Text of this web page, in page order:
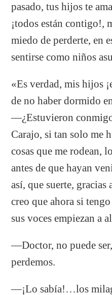
pasado, tus hijos te
¡todos están contigo!,
miedo de perderte, en
sentirse como niños
«Es verdad, mis hijos
de no haber dormido
—¿Estuvieron
Carajo, si tan solo me
cosas que me rodean,
antes de que hayan
así, que suerte,
creo que ahora si
sus voces empiezan a
—Doctor, no puede
perdemos.
—¡Lo sabía!…los